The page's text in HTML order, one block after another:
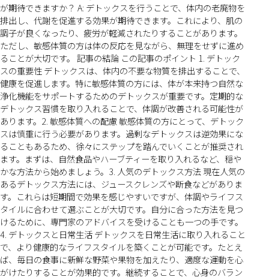
が期待できますか？ A: デトックスを行うことで、体内の老廃物を
排出し、代謝を促進する効果が期待できます。これにより、肌の
調子が良くなったり、疲労が軽減されたりすることがあります。
ただし、敏感体質の方は体の反応を見ながら、無理をせずに進め
ることが大切です。 記事の結論 この記事のポイント 1. デトック
スの重要性 デトックスは、体内の不要な物質を排出することで、
健康を促進します。特に敏感体質の方には、体が本来持つ自然な
浄化機能をサポートするためのデトックスが重要です。定期的な
デトックス習慣を取り入れることで、体調が改善される可能性が
あります。2. 敏感体質への配慮 敏感体質の方にとって、デトック
スは慎重に行う必要があります。過剰なデトックスは逆効果にな
ることもあるため、徐々にステップを踏んでいくことが推奨され
ます。まずは、自然食品やハーブティーを取り入れるなど、穏や
かな方法から始めましょう。3. 人気のデトックス方法 現在人気の
あるデトックス方法には、ジュースクレンズや断食などがありま
す。これらは短期間で効果を感じやすいですが、体調やライフス
タイルに合わせて選ぶことが大切です。自分に合った方法を見つ
けるために、専門家のアドバイスを受けることも一つの手です。
4. デトックスと日常生活 デトックスを日常生活に取り入れること
で、より健康的なライフスタイルを築くことが可能です。たとえ
ば、毎日の食事に新鮮な野菜や果物を加えたり、適度な運動を心
がけたりすることが効果的です。継続することで、心身のバラン